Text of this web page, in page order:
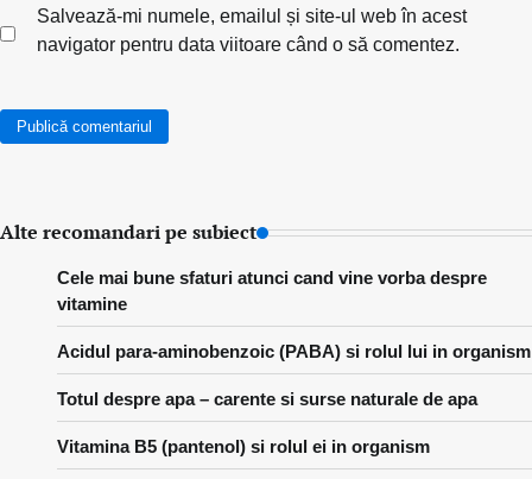
Salvează-mi numele, emailul și site-ul web în acest
navigator pentru data viitoare când o să comentez.
Alte recomandari pe subiect
Cele mai bune sfaturi atunci cand vine vorba despre
vitamine
Acidul para-aminobenzoic (PABA) si rolul lui in organism
Totul despre apa – carente si surse naturale de apa
Vitamina B5 (pantenol) si rolul ei in organism